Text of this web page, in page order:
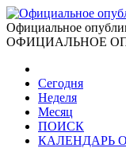
Официальное
ОФИЦИАЛЬНОЕ
Сегодня
Неделя
Месяц
ПОИСК
КАЛЕНДАРЬ